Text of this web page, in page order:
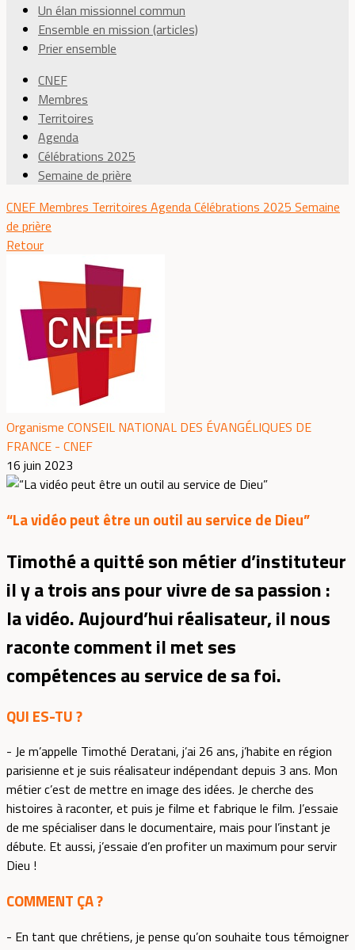
Un élan missionnel commun
Ensemble en mission (articles)
Prier ensemble
CNEF
Membres
Territoires
Agenda
Célébrations 2025
Semaine de prière
CNEF Membres Territoires AgendaCélébrations 2025 Semaine
de prière
Retour
Organisme CONSEIL NATIONAL DES ÉVANGÉLIQUES DE
FRANCE - CNEF
16 juin 2023
“La vidéo peut être un outil au service de Dieu”
Timothé a quitté son métier d’instituteur
il y a trois ans pour vivre de sa passion :
la vidéo. Aujourd’hui réalisateur, il nous
raconte comment il met ses
compétences au service de sa foi.
QUI ES-TU ?
- Je m’appelle Timothé Deratani, j’ai 26 ans, j’habite en région
parisienne et je suis réalisateur indépendant depuis 3 ans. Mon
métier c’est de mettre en image des idées. Je cherche des
histoires à raconter, et puis je filme et fabrique le film. J’essaie
de me spécialiser dans le documentaire, mais pour l’instant je
débute. Et aussi, j’essaie d’en profiter un maximum pour servir
Dieu !
COMMENT ÇA ?
- En tant que chrétiens, je pense qu’on souhaite tous témoigner